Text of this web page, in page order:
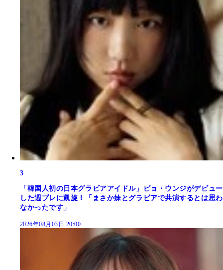
3
「韓国人初の日本グラビアアイドル」ピョ・ウンジがデビュー
した週プレに凱旋！「まさか妹とグラビアで共演するとは思わ
なかったです」
2026年08月03日 20:00